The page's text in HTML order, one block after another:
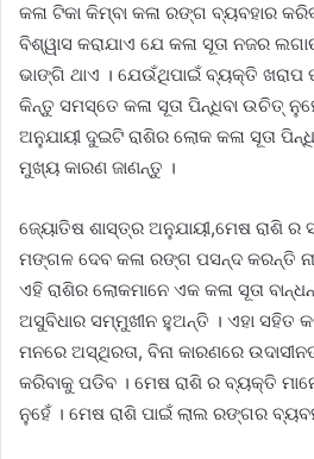
କଳା ଟିକା କିମ୍ବା କଳା ରଙ୍ଗ ବ୍ୟବହାର
ବିଶ୍ୱାସ କରାଯାଏ ଯେ କଳା ସୂତା ନଜର
ଭାଙ୍ଗି ଥାଏ । ଯେଉଁଥିପାଇଁ ବ୍ୟକ୍ତି ଖରାପ
କିନ୍ତୁ ସମସ୍ତେ କଳା ସୂତା ପିନ୍ଧିବା ଉଚିତ୍
ଅନୁଯାୟୀ ଦୁଇଟି ରାଶିର ଲୋକ କଳା ସୂତା
ମୁଖ୍ୟ କାରଣ ଜାଣନ୍ତୁ ।
ଜ୍ୟୋତିଷ ଶାସ୍ତ୍ର ଅନୁଯାୟୀ,ମେଷ ରାଶି ର
ମଙ୍ଗଳ ଦେବ କଳା ରଙ୍ଗ ପସନ୍ଦ କରନ୍ତି
ଏହି ରାଶିର ଲୋକମାନେ ଏକ କଳା ସୂତା
ଅସୁବିଧାର ସମ୍ମୁଖୀନ ହୁଅନ୍ତି । ଏହା ସହିତ
ମନରେ ଅସ୍ଥିରତା, ବିନା କାରଣରେ
କରିବାକୁ ପଡିବ । ମେଷ ରାଶି ର ବ୍ୟକ୍ତି
ନୁହେଁ । ମେଷ ରାଶି ପାଇଁ ଲାଲ ରଙ୍ଗର